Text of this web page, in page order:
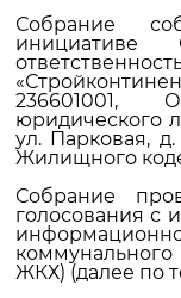
Собрание
инициативе
236601001,
юридического
ул.
Жилищного
Собрание
голосования с
ЖКХ) (далее по